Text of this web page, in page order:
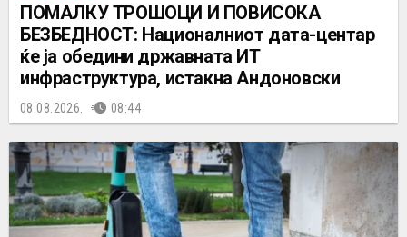
ПОМАЛКУ ТРОШОЦИ И ПОВИСОКА
БЕЗБЕДНОСТ: Националниот дата-центар
ќе ја обедини државната ИТ
инфраструктура, истакна Андоновски
08.08.2026. 08:44